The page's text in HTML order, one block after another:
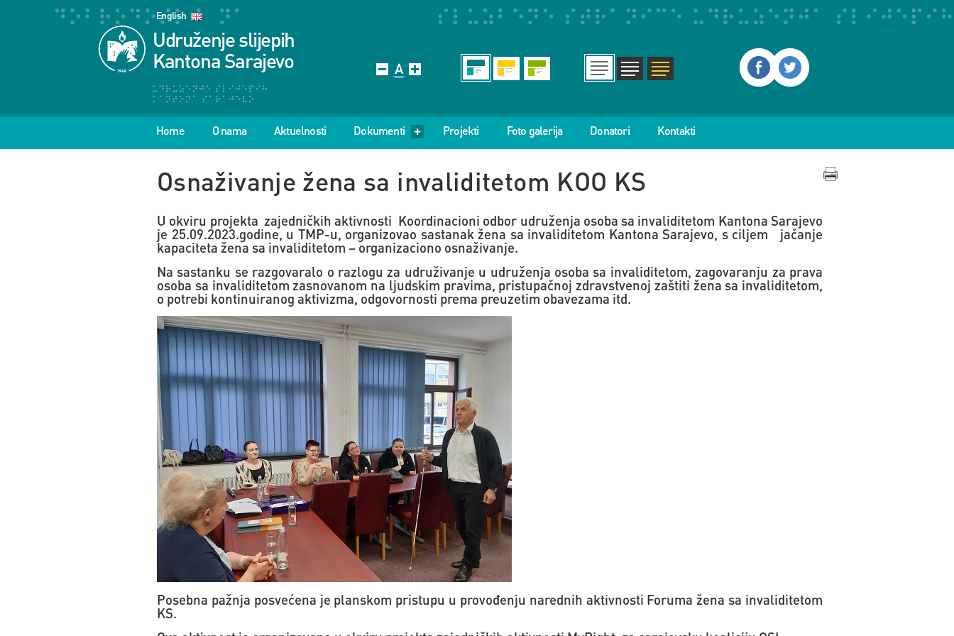
English
Udruženje slijepih
Kantona Sarajevo
Home O nama Aktuelnosti Dokumenti Projekti Foto galerija Donatori Kontakti
Osnaživanje žena sa invaliditetom KOO KS
U okviru projekta zajedničkih aktivnosti Koordinacioni odbor udruženja osoba sa invaliditetom Kantona Sarajevo
je 25.09.2023.godine, u TMP-u, organizovao sastanak žena sa invaliditetom Kantona Sarajevo, s ciljem
jačanje
kapaciteta žena sa invaliditetom – organizaciono osnaživanje.
Na sastanku se razgovaralo o razlogu za udruživanje u udruženja osoba sa invaliditetom, zagovaranju za prava
osoba sa invaliditetom zasnovanom na ljudskim pravima, pristupačnoj zdravstvenoj zaštiti žena sa invaliditetom,
o potrebi kontinuiranog aktivizma, odgovornosti prema preuzetim obavezama itd.
Posebna pažnja posvećena je planskom pristupu u provođenju narednih aktivnosti Foruma žena sa invaliditetom
KS.